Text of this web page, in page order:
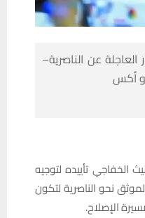
عن الناصرية–
أكس
الخفاجي تأييده لتوجيه
نحو الناصرية لتكون
الإصلاح.